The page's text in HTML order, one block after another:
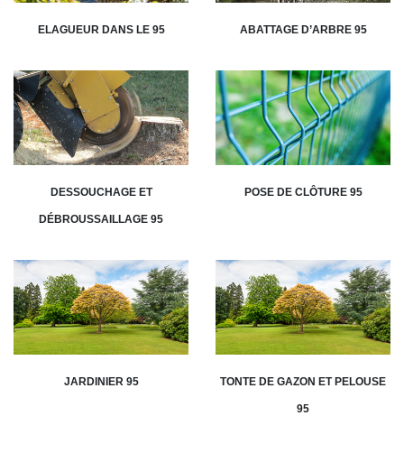
ELAGUEUR DANS LE 95 ABATTAGE D’ARBRE 95
DESSOUCHAGE ET
DÉBROUSSAILLAGE 95
POSE DE CLÔTURE 95
JARDINIER 95 TONTE DE GAZON ET PELOUSE
95